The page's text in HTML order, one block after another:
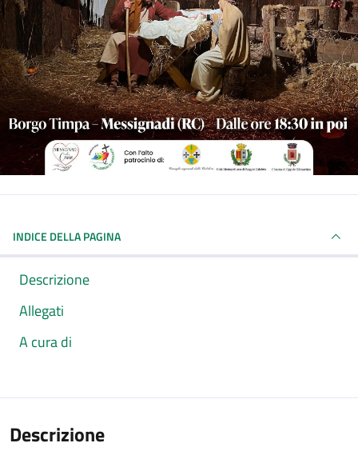
INDICE DELLA PAGINA
Descrizione
Allegati
A cura di
Descrizione